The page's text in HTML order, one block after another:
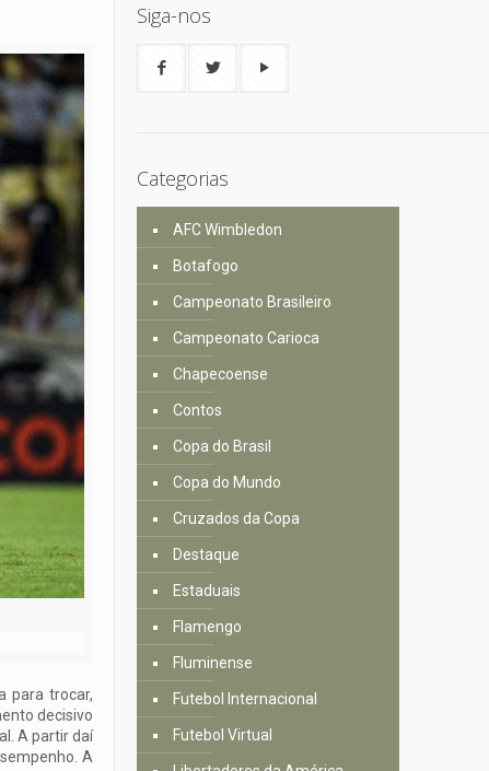
para trocar,
decisivo
A partir daí
A
Siga-nos
Categorias
AFC Wimbledon
Botafogo
Campeonato Brasileiro
Campeonato Carioca
Chapecoense
Contos
Copa do Brasil
Copa do Mundo
Cruzados da Copa
Destaque
Estaduais
Flamengo
Fluminense
Futebol Internacional
Futebol Virtual